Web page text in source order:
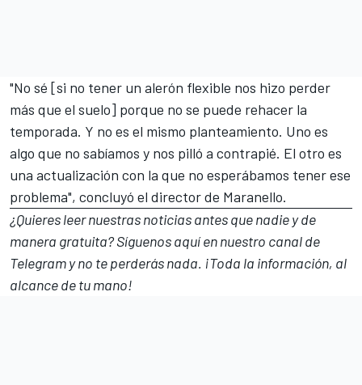
"No sé [si no tener un alerón flexible nos hizo perder
más que el suelo] porque no se puede rehacer la
temporada. Y no es el mismo planteamiento. Uno es
algo que no sabíamos y nos pilló a contrapié. El otro es
una actualización con la que no esperábamos tener ese
problema", concluyó el director de Maranello.
¿Quieres leer nuestras noticias antes que nadie y de
manera gratuita? Síguenosaquí en nuestro canal de
Telegramy no te perderás nada. ¡Toda la información, al
alcance de tu mano!